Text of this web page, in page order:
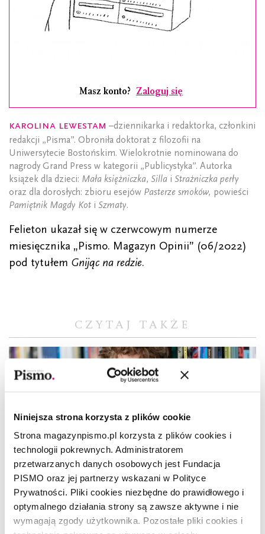
Niniejsza strona korzysta z plików cookie
Strona magazynpismo.pl korzysta z plików cookies i
technologii pokrewnych. Administratorem
przetwarzanych danych osobowych jest Fundacja
PISMO oraz jej partnerzy wskazani w Polityce
Prywatności. Pliki cookies niezbędne do prawidłowego i
optymalnego działania strony są zawsze aktywne i nie
wymagają zgody użytkownika. Pozostałe pliki cookies i
Masz konto? Zaloguj się
Karolina Lewestam –dziennikarka i redaktorka, członkini
redakcji „Pisma”. Obroniła doktorat z filozofii na
Uniwersytecie Bostońskim. Wielokrotnie nominowana do
nagrody Grand Press w kategorii „Publicystyka”. Autorka
książek dla dzieci: Mała księżniczka, Silla i Strażniczka perły
oraz dla dorosłych: zbioru esejów Pasterze smoków, powieści
Pamiętnik Magdy Kot i Szmaty.
Felieton ukazał się w czerwcowym numerze
miesięcznika „Pismo. Magazyn Opinii” (06/2022)
pod tytułem Gnijąc na redzie.
CZYTAJ TAKŻE